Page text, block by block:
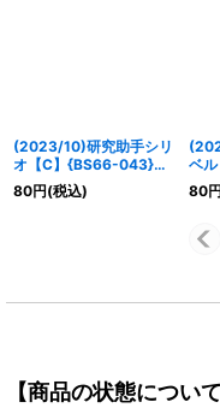
(2023/10)研究助手シリ
オ【C】{BS66-043}
《青》
80円(税込)
ベ
《
80円
【商品の状態について